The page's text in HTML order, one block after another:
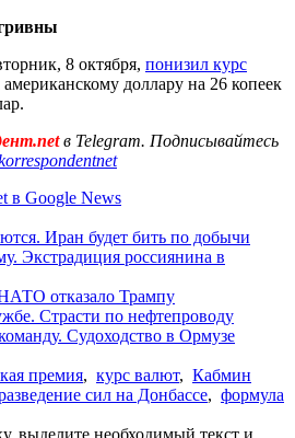
8 октября, понизил курс
доллару на 26 копеек
в Telegram. Подписывайтесь
в Google News
Иран будет бить по добычи
Экстрадиция россиянина в
отказало Трампу
Страсти по нефтепроводу
Судоходство в Ормузе
премия, курс валют, Кабмин
сил на Донбассе, формула
выделите необходимый текст и